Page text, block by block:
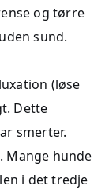
og tørre
sund.
(løse
Dette
smerter.
Mange hunde
i det tredje